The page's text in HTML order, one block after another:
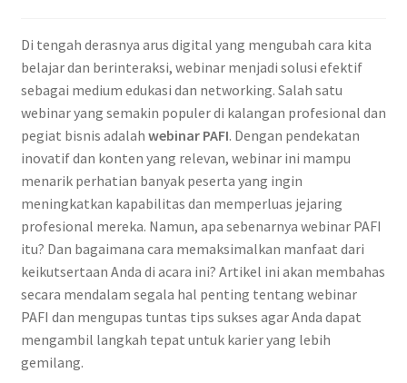
Di tengah derasnya arus digital yang mengubah cara kita
belajar dan berinteraksi, webinar menjadi solusi efektif
sebagai medium edukasi dan networking. Salah satu
webinar yang semakin populer di kalangan profesional dan
pegiat bisnis adalah webinar PAFI. Dengan pendekatan
inovatif dan konten yang relevan, webinar ini mampu
menarik perhatian banyak peserta yang ingin
meningkatkan kapabilitas dan memperluas jejaring
profesional mereka. Namun, apa sebenarnya webinar PAFI
itu? Dan bagaimana cara memaksimalkan manfaat dari
keikutsertaan Anda di acara ini? Artikel ini akan membahas
secara mendalam segala hal penting tentang webinar
PAFI dan mengupas tuntas tips sukses agar Anda dapat
mengambil langkah tepat untuk karier yang lebih
gemilang.